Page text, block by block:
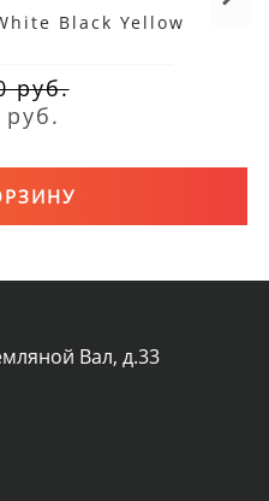
Black Yellow
руб.
руб.
Вал, д.33